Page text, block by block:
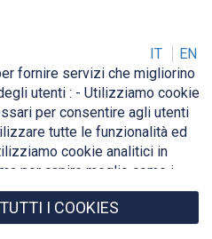
IT
EN
fornire servizi che migliorino
utenti : - Utilizziamo cookie
per consentire agli utenti
tutte le funzionalità ed
cookie analitici in
per capire meglio come i
per ottimizzare e
interessante e rilevante
usati cookie statistici di
I COOKIES